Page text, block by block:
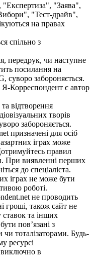
"Заява",
"Тест-драйв",
на правах
спільно з
передрук, чи наступне
посилання на
суворо забороняється.
Я-Корреспондент є автор
відтворення
творів
забороняється.
призначені для осіб
іграх може
правил
При виявленні перших
до спеціаліста.
іграх не може бути
роботі.
не проводить
гроші, також сайт не
ставок та інших
пов’язані з
тоталізаторами. Будь-
ресурсі
виключно в